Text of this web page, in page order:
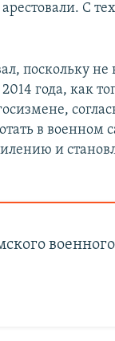
С
поскольку не
года, как
в военном
и
военного